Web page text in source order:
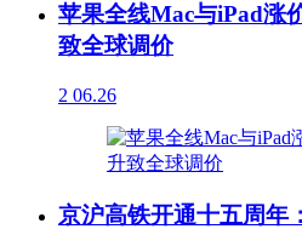
苹果全线Mac与iPad涨
致全球调价
2 06.26
京沪高铁开通十五周年